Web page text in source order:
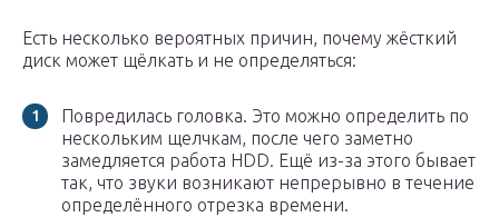
Есть несколько вероятных причин, почему жёсткий
диск может щёлкать и не определяться:
Повредилась головка. Это можно определить по
нескольким щелчкам, после чего заметно
замедляется работа HDD. Ещё из-за этого бывает
так, что звуки возникают непрерывно в течение
определённого отрезка времени.